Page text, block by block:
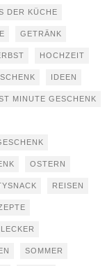
DER KÜCHE
GETRÄNK
HOCHZEIT
IDEEN
MINUTE GESCHENK
OSTERN
REISEN
SOMMER